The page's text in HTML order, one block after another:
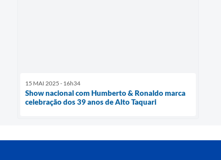
15 MAI 2025 - 16h34
Show nacional com Humberto & Ronaldo marca
celebração dos 39 anos de Alto Taquari